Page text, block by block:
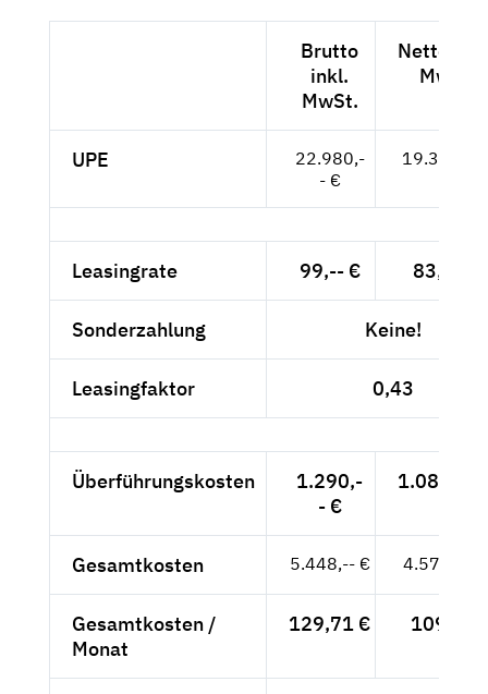
Brutto
inkl.
MwSt.
Netto
MwSt.
UPE
22.980,-
- €
19.311,--
Leasingrate 99,-- € 83,19 €
Sonderzahlung Keine!
Leasingfaktor 0,43
Überführungskosten
1.290,-
- €
1.084,03
Gesamtkosten 5.448,-- € 4.578,15
Gesamtkosten /
Monat
129,71 € 109,-- €